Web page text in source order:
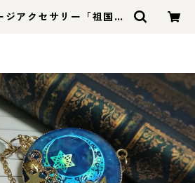
ジアクセサリー「祖国の